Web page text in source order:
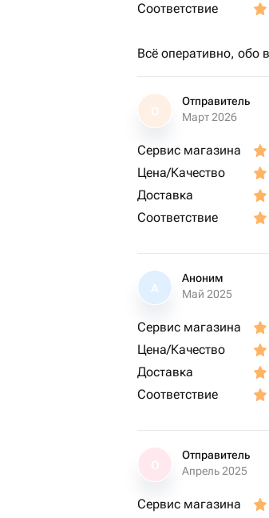
Соответствие
Всё оперативно, обо
О
Отправитель
Март 2026
Сервис магазина
Цена/Качество
Доставка
Соответствие
А
Аноним
Май 2025
Сервис магазина
Цена/Качество
Доставка
Соответствие
Отправитель
Апрель 2025
Сервис магазина